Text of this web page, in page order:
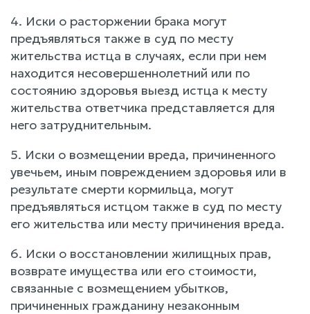
4. Иски о расторжении брака могут
предъявляться также в суд по месту
жительства истца в случаях, если при нем
находится несовершеннолетний или по
состоянию здоровья выезд истца к месту
жительства ответчика представляется для
него затруднительным.
5. Иски о возмещении вреда, причиненного
увечьем, иным повреждением здоровья или в
результате смерти кормильца, могут
предъявляться истцом также в суд по месту
его жительства или месту причинения вреда.
6. Иски о восстановлении жилищных прав,
возврате имущества или его стоимости,
связанные с возмещением убытков,
причиненных гражданину незаконным